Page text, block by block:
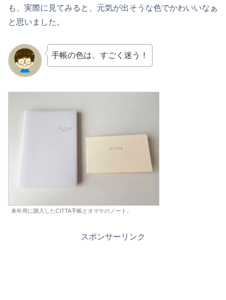
も、実際に見てみると、元気が出そうな色でかわいいなぁ
と思いました。
手帳の色は、すごく迷う！
来年用に購入したCITTA手帳とオマケのノート。
スポンサーリンク